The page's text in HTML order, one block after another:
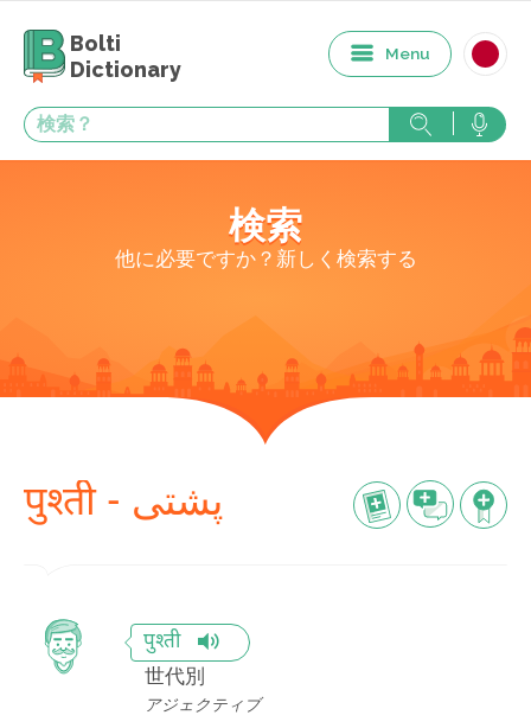
Bolti
Dictionary
Menu
検索
他に必要ですか？新しく検索する
पुश्ती - پشتی
पुश्ती
世代別
アジェクティブ